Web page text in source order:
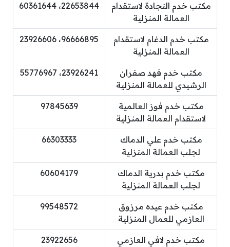
مكتب خدم النجادة لاستقدام
العمالة المنزلية
22653844، 60361644
مكتب خدم الدغام لاستقدام
العمالة المنزلية
96666895، 23926606
مكتب خدم فهد صفران
الرشيدي للعمالة المنزلية
23926241، 55776967
مكتب خدم فوز العالمية
لاستقدام العمالة المنزلية
97845639
مكتب خدم علي الدماك
لجلب العمالة المنزلية
66303333
مكتب خدم بدرية الدماك
لجلب العمالة المنزلية
60604179
مكتب خدم عيده مرزوق
العازمي للعمال المنزلية
99548572
مكتب خدم لافي العازمي
23922656